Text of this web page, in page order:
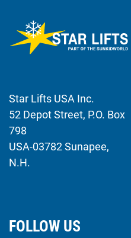
Star Lifts USA Inc.
52 Depot Street, P.O. Box
798
USA-03782 Sunapee,
N.H.
FOLLOW US